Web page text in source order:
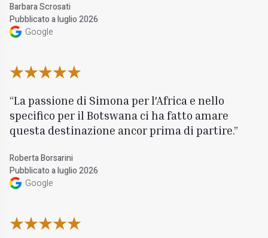
Barbara Scrosati
Pubblicato a luglio 2026
Google
La passione di Simona per l'Africa e nello
specifico per il Botswana ci ha fatto amare
questa destinazione ancor prima di partire.
Roberta Borsarini
Pubblicato a luglio 2026
Google